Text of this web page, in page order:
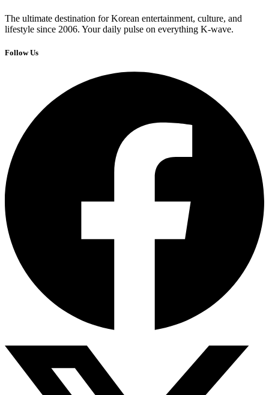
The ultimate destination for Korean entertainment, culture, and
lifestyle since 2006. Your daily pulse on everything K-wave.
Follow Us